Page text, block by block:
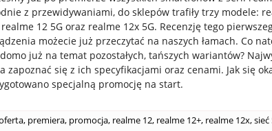
z przewidywaniami, do sklepów trafiły trzy modele:
realme 12 5G oraz realme 12x 5G. Recenzję tego
możecie już przeczytać na naszych łamach. Co
już na temat pozostałych, tańszych wariantów?
zapoznać się z ich specyfikacjami oraz cenami. Jak się
specjalną promocję na start.
, premiera, promocja, realme 12, realme 12+, realme 12x,sieć